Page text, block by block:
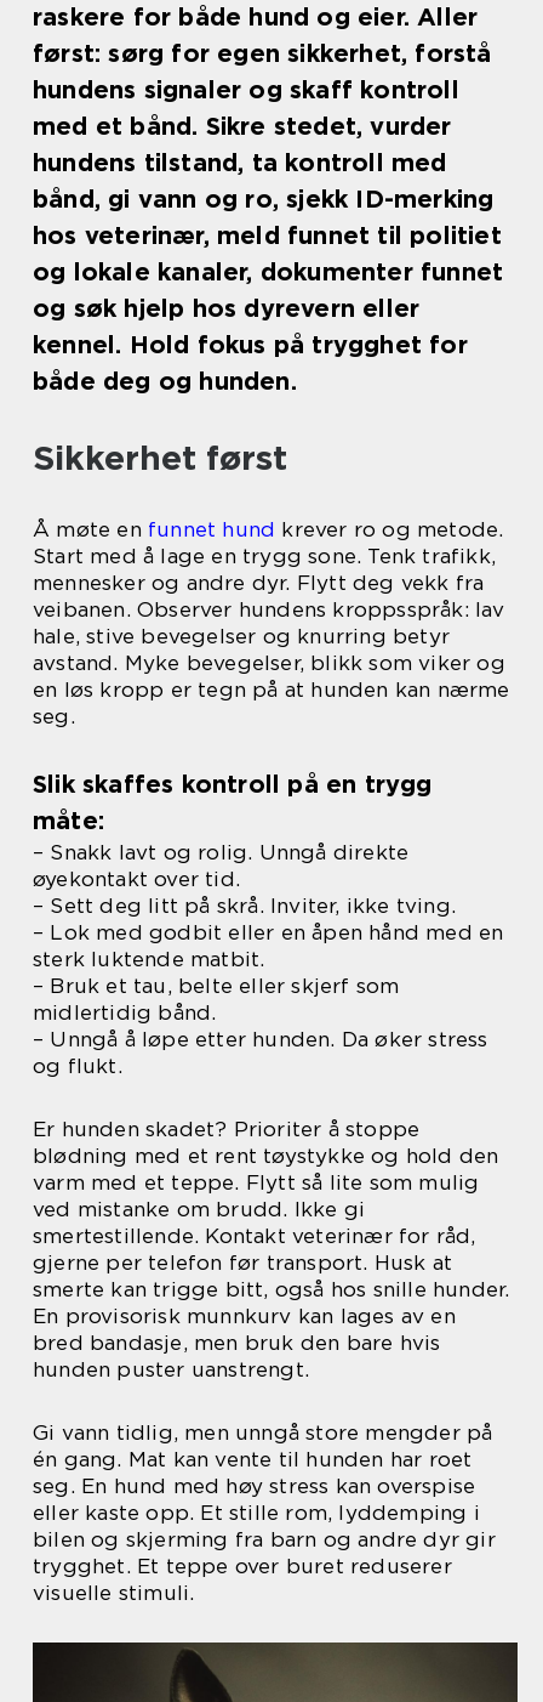
raskere for både hund og eier. Aller
først: sørg for egen sikkerhet, forstå
hundens signaler og skaff kontroll
med et bånd. Sikre stedet, vurder
hundens tilstand, ta kontroll med
bånd, gi vann og ro, sjekk ID-merking
hos veterinær, meld funnet til politiet
og lokale kanaler, dokumenter funnet
og søk hjelp hos dyrevern eller
kennel. Hold fokus på trygghet for
både deg og hunden.
Sikkerhet først
Å møte en funnet hund krever ro og metode.
Start med å lage en trygg sone. Tenk trafikk,
mennesker og andre dyr. Flytt deg vekk fra
veibanen. Observer hundens kroppsspråk: lav
hale, stive bevegelser og knurring betyr
avstand. Myke bevegelser, blikk som viker og
en løs kropp er tegn på at hunden kan nærme
seg.
Slik skaffes kontroll på en trygg
måte:
– Snakk lavt og rolig. Unngå direkte
øyekontakt over tid.
– Sett deg litt på skrå. Inviter, ikke tving.
– Lok med godbit eller en åpen hånd med en
sterk luktende matbit.
– Bruk et tau, belte eller skjerf som
midlertidig bånd.
– Unngå å løpe etter hunden. Da øker stress
og flukt.
Er hunden skadet? Prioriter å stoppe
blødning med et rent tøystykke og hold den
varm med et teppe. Flytt så lite som mulig
ved mistanke om brudd. Ikke gi
smertestillende. Kontakt veterinær for råd,
gjerne per telefon før transport. Husk at
smerte kan trigge bitt, også hos snille hunder.
En provisorisk munnkurv kan lages av en
bred bandasje, men bruk den bare hvis
hunden puster uanstrengt.
Gi vann tidlig, men unngå store mengder på
én gang. Mat kan vente til hunden har roet
seg. En hund med høy stress kan overspise
eller kaste opp. Et stille rom, lyddemping i
bilen og skjerming fra barn og andre dyr gir
trygghet. Et teppe over buret reduserer
visuelle stimuli.